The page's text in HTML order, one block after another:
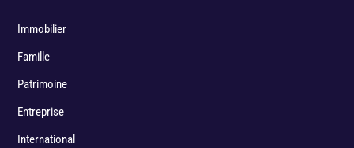
Immobilier
Famille
Patrimoine
Entreprise
International